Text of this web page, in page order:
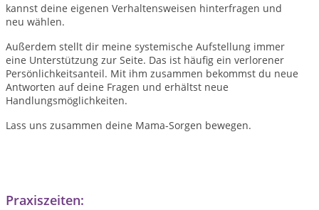
kannst deine eigenen Verhaltensweisen hinterfragen und
neu wählen.
Außerdem stellt dir meine systemische Aufstellung immer
eine Unterstützung zur Seite. Das ist häufig ein verlorener
Persönlichkeitsanteil. Mit ihm zusammen bekommst du neue
Antworten auf deine Fragen und erhältst neue
Handlungsmöglichkeiten.
Lass uns zusammen deine Mama-Sorgen bewegen.
Praxiszeiten: